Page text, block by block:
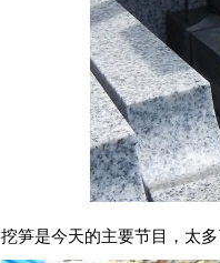
挖笋是今天的主要节目，太